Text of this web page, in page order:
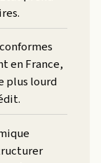
en France,
plus lourd